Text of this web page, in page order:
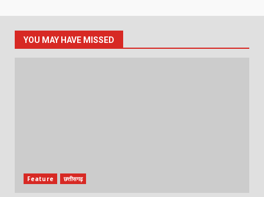
YOU MAY HAVE MISSED
Feature छत्तीसगढ़